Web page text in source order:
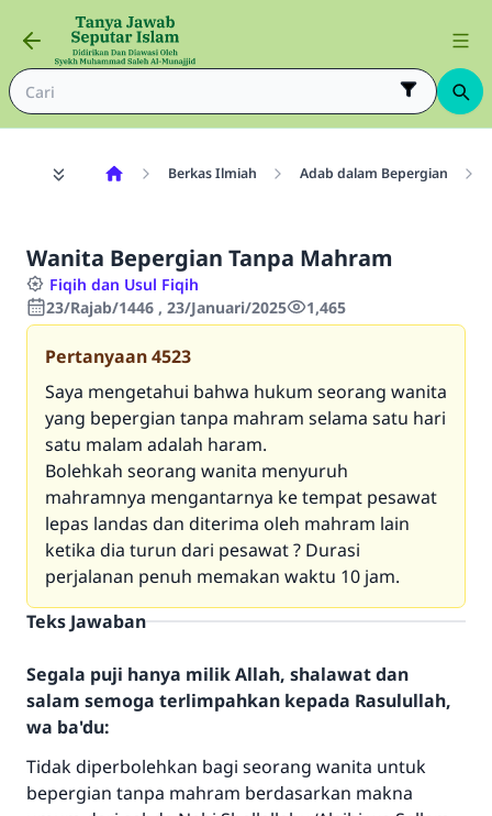
Berkas Ilmiah Adab dalam Bepergian
Wanita Bepergian Tanpa Mahram
Fiqih dan Usul Fiqih
23/Rajab/1446 , 23/Januari/2025
1,465
Pertanyaan4523
Saya mengetahui bahwa hukum seorang wanita
yang bepergian tanpa mahram selama satu hari
satu malam adalah haram.
Bolehkah seorang wanita menyuruh
mahramnya mengantarnya ke tempat pesawat
lepas landas dan diterima oleh mahram lain
ketika dia turun dari pesawat ? Durasi
perjalanan penuh memakan waktu 10 jam.
Teks Jawaban
Segala puji hanya milik Allah, shalawat dan
salam semoga terlimpahkan kepada Rasulullah,
wa ba'du:
Tidak diperbolehkan bagi seorang wanita untuk
bepergian tanpa mahram berdasarkan makna